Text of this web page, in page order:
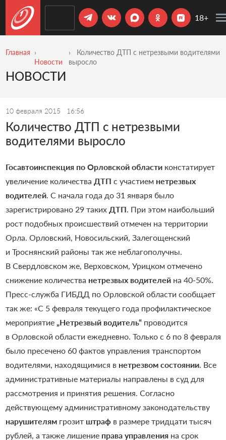
18+
Главная
Новости
Количество ДТП с нетрезвыми водителями
выросло
НОВОСТИ
10 февраля 2015 16:56
Количество ДТП с нетрезвыми
водителями выросло
Госавтоинспекция по Орловской областиконстатирует
увеличение количества ДТП с участием нетрезвых
водителей. С начала года до 31 января было
зарегистрировано 29 таких ДТП . При этом наибольший
рост подобных происшествий отмечен на территории
Орла. Орловский, Новосильский, Залегощенский
и Троснянский районы так же неблагополучны.
В Свердловском же, Верховском, Урицком отмечено
снижение количества нетрезвых водителейна 40-50%.
Пресс-служба ГИБДД по Орловской области сообщает
так же: «С 5 февраля текущего года профилактическое
мероприятие„Нетрезвый водитель“проводится
в Орловской области ежедневно. Только с 6 по 8 февраля
было пресечено 60 фактов управления транспортом
водителями, находящимися в нетрезвом состоянии. Все
административные материалы направлены в суд для
рассмотрения и принятия решения. Согласно
действующему административному законодательству
нарушителямгрозитштрафв размере тридцати тысяч
рублей, а также лишение права управленияна срок